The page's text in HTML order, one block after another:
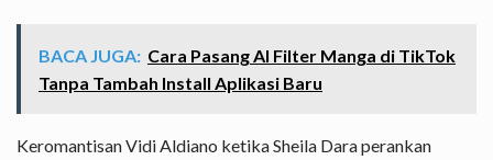
BACA JUGA: Cara Pasang AI Filter Manga di TikTok
Tanpa Tambah Install Aplikasi Baru
Keromantisan Vidi Aldiano ketika Sheila Dara perankan